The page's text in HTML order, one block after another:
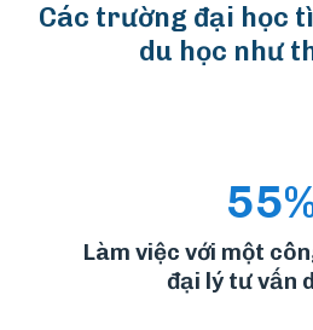
Các trường đại học
du học như
Làm việc với một
đại lý tư vấn